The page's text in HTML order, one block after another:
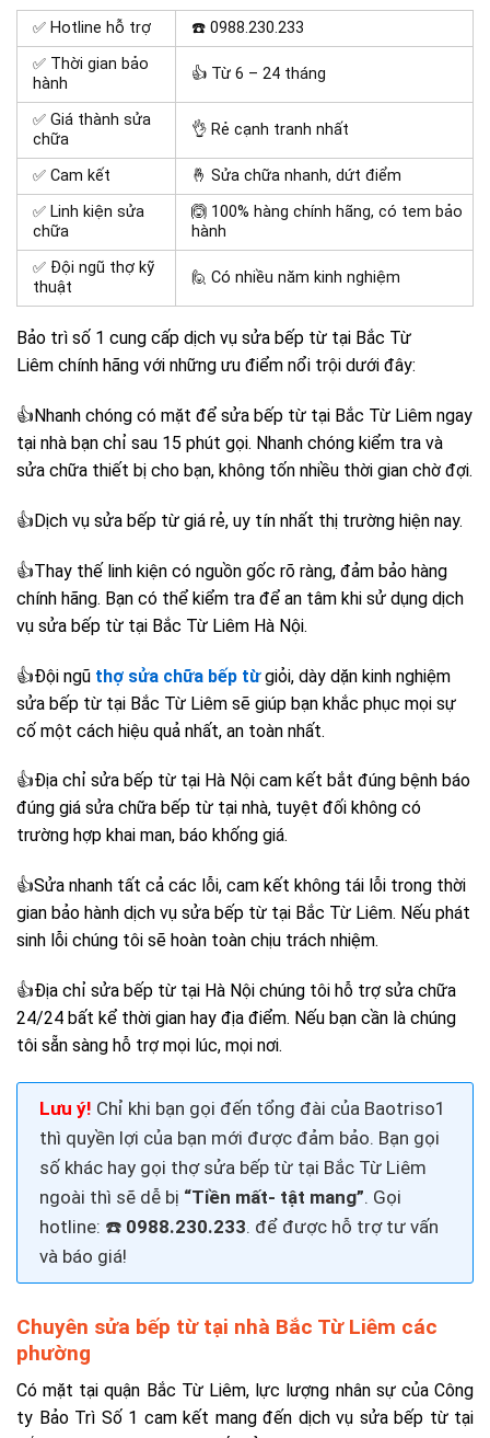
✅ Hotline hỗ trợ ☎️0988.230.233
✅ Thời gian bảo
hành
👍 Từ 6 – 24 tháng
✅ Giá thành sửa
chữa
👌 Rẻ cạnh tranh nhất
✅ Cam kết
🤞 Sửa chữa nhanh, dứt điểm
✅ Linh kiện sửa
chữa
🙆 100% hàng chính hãng, có tem bảo
hành
✅ Đội ngũ thợ kỹ
thuật
🙋 Có nhiều năm kinh nghiệm
Bảo trì số 1 cung cấp dịch vụ sửa bếp từ tại Bắc Từ
Liêm chính hãng với những ưu điểm nổi trội dưới đây:
👍Nhanh chóng có mặt để sửa bếp từ tại Bắc Từ Liêm ngay
tại nhà bạn chỉ sau 15 phút gọi. Nhanh chóng kiểm tra và
sửa chữa thiết bị cho bạn, không tốn nhiều thời gian chờ đợi.
👍Dịch vụ sửa bếp từ giá rẻ, uy tín nhất thị trường hiện nay.
👍Thay thế linh kiện có nguồn gốc rõ ràng, đảm bảo hàng
chính hãng. Bạn có thể kiểm tra để an tâm khi sử dụng dịch
vụ sửa bếp từ tại Bắc Từ Liêm Hà Nội.
👍Đội ngũ thợ sửa chữa bếp từgiỏi, dày dặn kinh nghiệm
sửa bếp từ tại Bắc Từ Liêm sẽ giúp bạn khắc phục mọi sự
cố một cách hiệu quả nhất, an toàn nhất.
👍Địa chỉ sửa bếp từ tại Hà Nội cam kết bắt đúng bệnh báo
đúng giá sửa chữa bếp từ tại nhà, tuyệt đối không có
trường hợp khai man, báo khống giá.
👍Sửa nhanh tất cả các lỗi, cam kết không tái lỗi trong thời
gian bảo hành dịch vụ sửa bếp từ tại Bắc Từ Liêm. Nếu phát
sinh lỗi chúng tôi sẽ hoàn toàn chịu trách nhiệm.
👍Địa chỉ sửa bếp từ tại Hà Nội chúng tôi hỗ trợ sửa chữa
24/24 bất kể thời gian hay địa điểm. Nếu bạn cần là chúng
tôi sẵn sàng hỗ trợ mọi lúc, mọi nơi.
Lưu ý! Chỉ khi bạn gọi đến tổng đài của Baotriso1
thì quyền lợi của bạn mới được đảm bảo. Bạn gọi
số khác hay gọi thợsửa bếp từ tại Bắc Từ Liêm
ngoài thì sẽ dễ bị “Tiền mất- tật mang”. Gọi
hotline: ☎️ 0988.230.233. để được hỗ trợ tư vấn
và báo giá!
Chuyên sửa bếp từ tại nhà Bắc Từ Liêm các
phường
Có mặt tại quận Bắc Từ Liêm, lực lượng nhân sự của Công
ty Bảo Trì Số 1 cam kết mang đến dịch vụ sửa bếp từ tại